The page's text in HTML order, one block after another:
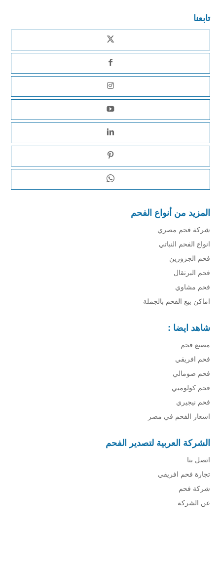
تابعنا
المزيد من أنواع الفحم
شركة فحم مصري
انواع الفحم النباتي
فحم الجزورين
فحم البرتقال
فحم مشاوي
اماكن بيع الفحم بالجملة
شاهد ايضا :
مصنع فحم
فحم افريقي
فحم صومالي
فحم كولومبي
فحم نيجيري
اسعار الفحم في مصر
الشركة العربية لتصدير الفحم
اتصل بنا
تجارة فحم افريقي
شركة فحم
عن الشركة